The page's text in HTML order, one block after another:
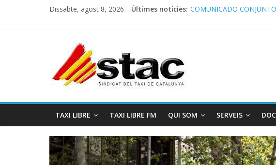
Dissabte, agost 8, 2026 Últimes notícies: COMUNICADO
TAXI LIBRE TAXI LIBRE FM QUI SOM SERVEIS